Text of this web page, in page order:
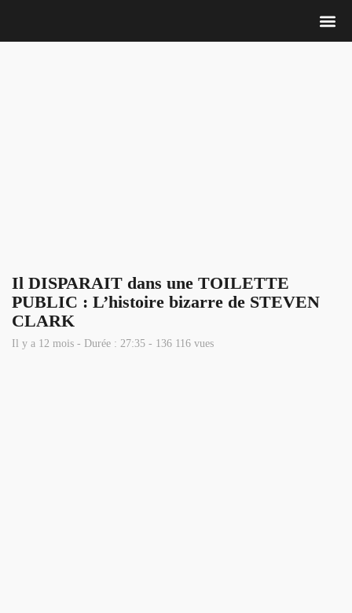
Il DISPARAIT dans une TOILETTE
PUBLIC : L’histoire bizarre de STEVEN
CLARK
Il y a 12 mois - Durée : 27:35 - 136 116 vues